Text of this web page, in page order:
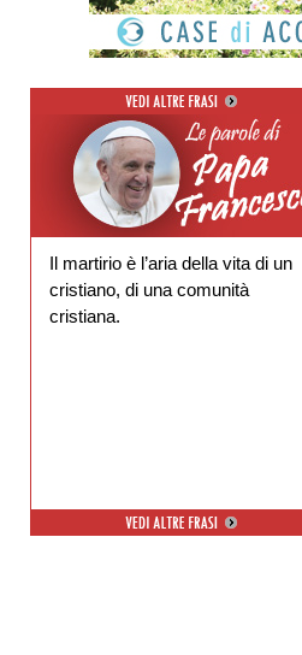
Il martirio è l’aria della vita di un
cristiano, di una comunità
cristiana.